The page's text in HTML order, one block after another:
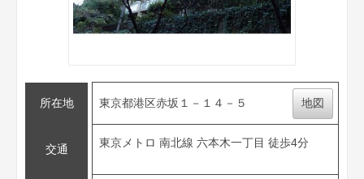
所在地 東京都港区赤坂１－１４－５ 地図
交通
東京メトロ 南北線 六本木一丁目 徒歩4分